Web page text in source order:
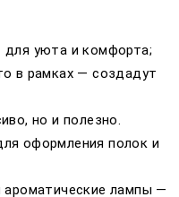
уюта и комфорта;
в рамках — создадут
но и полезно.
оформления полок и
ароматические лампы —